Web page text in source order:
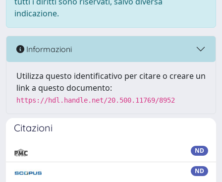
indicazione.
Informazioni
Utilizza questo identificativo per citare o creare un
link a questo documento:
https://hdl.handle.net/20.500.11769/8952
Citazioni
ND
ND